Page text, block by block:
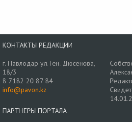
КОНТАКТЫ РЕДАКЦИИ
г. Павлодар ул. Ген. Дюсенова,
18/3
8 7182 20 87 84
info@pavon.kz
ПАРТНЕРЫ ПОРТАЛА